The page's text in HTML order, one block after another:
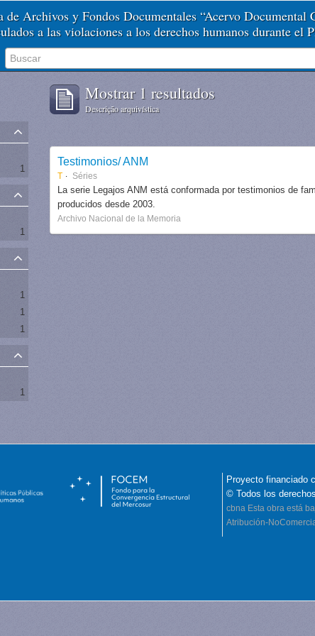
de Archivos y Fondos Documentales “Acervo Documental
a las violaciones a los derechos humanos durante el
1
1
1
1
1
1
Mostrar 1 resultados
Descrição arquivística
Testimonios/ ANM
T Séries
La serie Legajos ANM está conformada por testimonios de
producidos desde 2003.
Archivo Nacional de la Memoria
Proyecto financiado
© Todos los
cbna Esta obra está
Atribución-